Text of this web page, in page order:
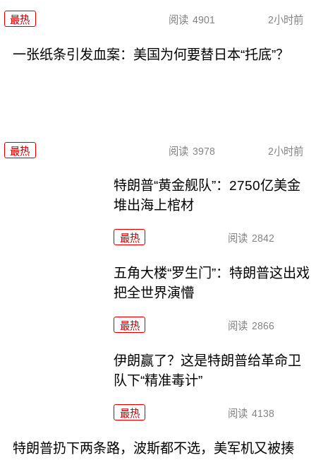
最热 阅读 4901 2小时前
一张纸条引发血案：美国为何要替日本“托底”？
最热 阅读 3978 2小时前
特朗普“黄金舰队”：2750亿美金
堆出海上棺材
最热 阅读 2842
五角大楼“罗生门”：特朗普这出戏
把全世界演懵
最热 阅读 2866
伊朗赢了？这是特朗普给革命卫
队下“精准毒计”
最热 阅读 4138
特朗普扔下两条路，波斯都不选，美军机又被揍